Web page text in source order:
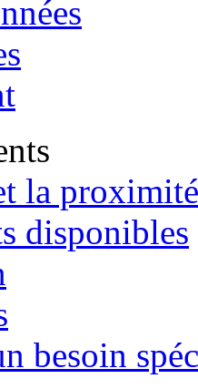
la proximité
disponibles
besoin